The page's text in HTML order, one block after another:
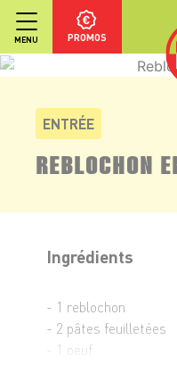
MENU PROMOS
ENTRÉE
REBLOCHON
Ingrédients
- 1 reblochon
- 2 pâtes feuilletées
- 1 oeuf